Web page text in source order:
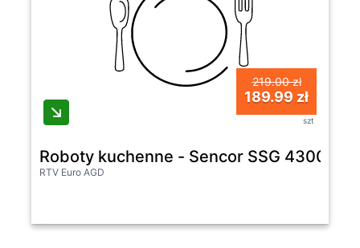
219.00 zł
189.99 zł
szt
Roboty kuchenne - Sencor SSG 4300WH
RTV Euro AGD